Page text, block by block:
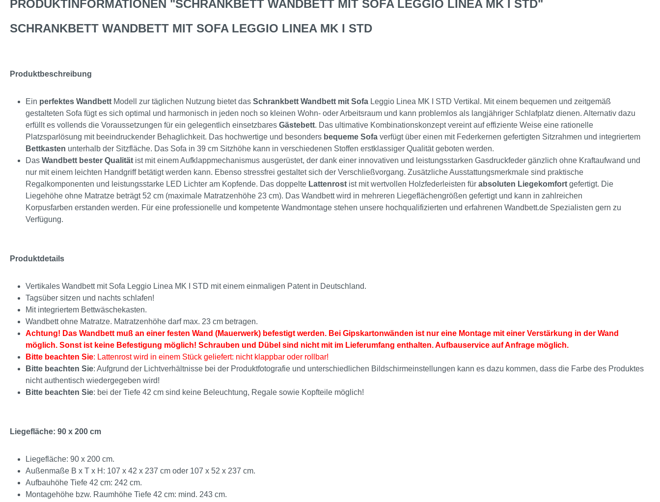
PRODUKTINFORMATIONEN "SCHRANKBETT WANDBETT MIT SOFA LEGGIO LINEA MK I STD"
SCHRANKBETT WANDBETT MIT SOFA LEGGIO LINEA MK I STD
Produktbeschreibung
Ein perfektes Wandbett Modell zur täglichen Nutzung bietet das Schrankbett Wandbett mit Sofa Leggio Linea MK I STD Vertikal. Mit einem bequemen und zeitgemäß
gestalteten Sofa fügt es sich optimal und harmonisch in jeden noch so kleinen Wohn- oder Arbeitsraum und kann problemlos als langjähriger Schlafplatz dienen. Alternativ dazu
erfüllt es vollends die Voraussetzungen für ein gelegentlich einsetzbares Gästebett. Das ultimative Kombinationskonzept vereint auf effiziente Weise eine rationelle
Platzsparlösung mit beeindruckender Behaglichkeit. Das hochwertige und besonders bequeme Sofa verfügt über einen mit Federkernen gefertigten Sitzrahmen und integriertem
Bettkasten unterhalb der Sitzfläche. Das Sofa in 39 cm Sitzhöhe kann in verschiedenen Stoffen erstklassiger Qualität geboten werden.
Das Wandbett bester Qualität ist mit einem Aufklappmechanismus ausgerüstet, der dank einer innovativen und leistungsstarken Gasdruckfeder gänzlich ohne Kraftaufwand und
nur mit einem leichten Handgriff betätigt werden kann. Ebenso stressfrei gestaltet sich der Verschließvorgang. Zusätzliche Ausstattungsmerkmale sind praktische
Regalkomponenten und leistungsstarke LED Lichter am Kopfende. Das doppelte Lattenrost ist mit wertvollen Holzfederleisten für absoluten Liegekomfort gefertigt. Die
Liegehöhe ohne Matratze beträgt 52 cm (maximale Matratzenhöhe 23 cm). Das Wandbett wird in mehreren Liegeflächengrößen gefertigt und kann in zahlreichen
Korpusfarben erstanden werden. Für eine professionelle und kompetente Wandmontage stehen unsere hochqualifizierten und erfahrenen Wandbett.de Spezialisten gern zu
Verfügung.
Produktdetails
Vertikales Wandbett mit Sofa Leggio Linea MK I STD mit einem einmaligen Patent in Deutschland.
Tagsüber sitzen und nachts schlafen!
Mit integriertem Bettwäschekasten.
Wandbett ohne Matratze. Matratzenhöhe darf max. 23 cm betragen.
Achtung! Das Wandbett muß an einer festen Wand (Mauerwerk) befestigt werden. Bei Gipskartonwänden ist nur eine Montage mit einer Verstärkung in der Wand
möglich. Sonst ist keine Befestigung möglich! Schrauben und Dübel sind nicht mit im Lieferumfang enthalten. Aufbauservice auf Anfrage möglich.
Bitte beachten Sie: Lattenrost wird in einem Stück geliefert: nicht klappbar oder rollbar!
Bitte beachten Sie: Aufgrund der Lichtverhältnisse bei der Produktfotografie und unterschiedlichen Bildschirmeinstellungen kann es dazu kommen, dass die Farbe des Produktes
nicht authentisch wiedergegeben wird!
Bitte beachten Sie: bei der Tiefe 42 cm sind keine Beleuchtung, Regale sowie Kopfteile möglich!
Liegefläche: 90 x 200 cm
Liegefläche: 90 x 200 cm.
Außenmaße B x T x H: 107 x 42 x 237 cm oder 107 x 52 x 237 cm.
Aufbauhöhe Tiefe 42 cm: 242 cm.
Montagehöhe bzw. Raumhöhe Tiefe 42 cm: mind. 243 cm.